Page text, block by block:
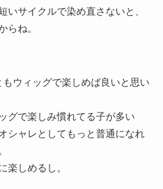
いサイクルで染め直さないと、
らね。
ウィッグで楽しめば良いと思い
グで楽しみ慣れてる子が多い
シャレとしてもっと普通になれ
楽しめるし。